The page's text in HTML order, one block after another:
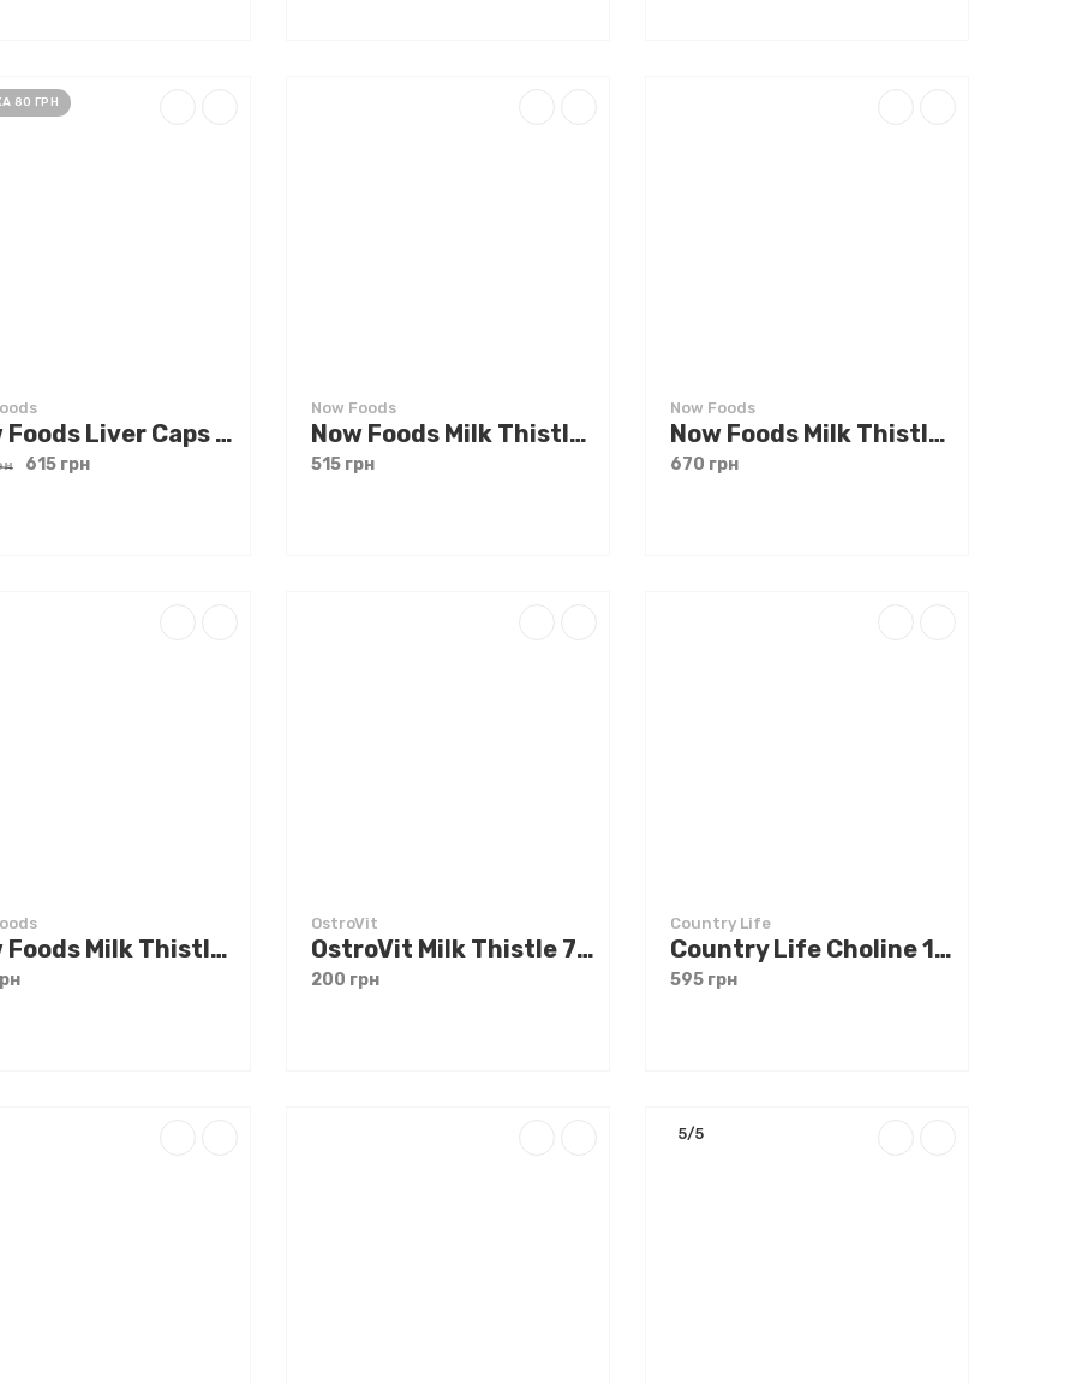
80 ГРН
Now Foods Liver Caps 100 caps
615 грн
Now Foods
Now Foods Milk Thistle Extract 150 mg 120 caps
515 грн
Now Foods
Now Foods Milk Thistle Silymarin 300 mg 100 caps
670 грн
Now Foods Milk Thistle Silymarin 300 mg 50 caps
OstroVit
OstroVit Milk Thistle 700 mg 90 caps
200 грн
Country Life
Country Life Choline 100 tabs
595 грн
5/5